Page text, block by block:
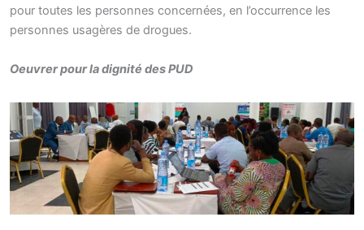
pour toutes les personnes concernées, en l’occurrence les
personnes usagères de drogues.
Oeuvrerpour la dignité des PUD